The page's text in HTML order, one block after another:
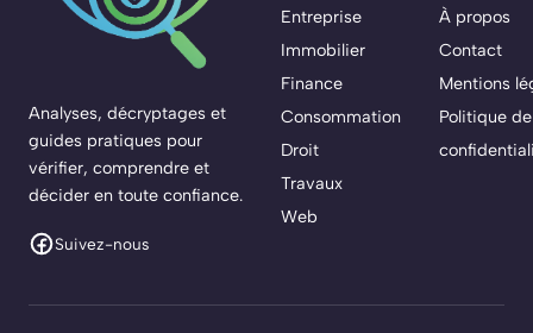
Analyses, décryptages et
guides pratiques pour
vérifier, comprendre et
décider en toute confiance.
Suivez-nous
Entreprise
Immobilier
Finance
Consommation
Droit
Travaux
Web
À propos
Contact
Mentions
Politique de